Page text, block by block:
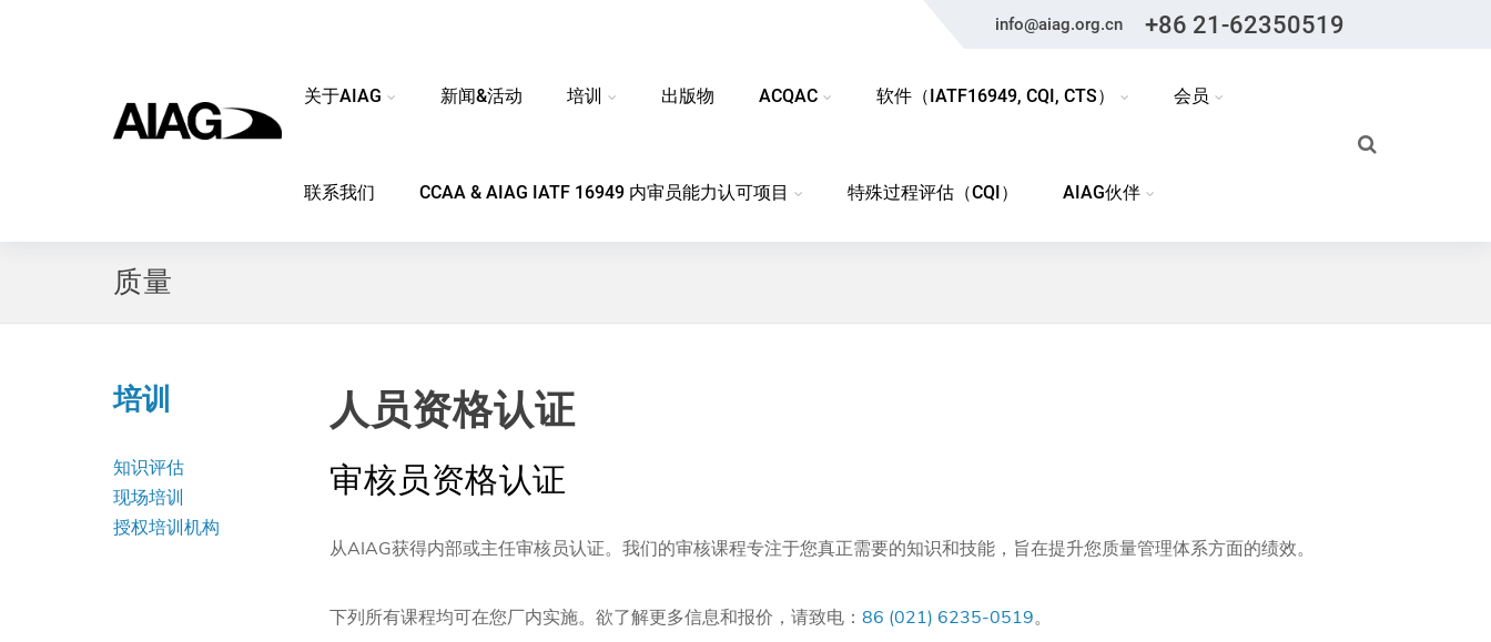
info@aiag.org.cn +86 21-62350519
关于AIAG 新闻&活动 培训 出版物 ACQAC 软件（IATF16949, CQI, CTS） 会员
联系我们 CCAA & AIAG IATF 16949 内审员能力认可项目 特殊过程评估（CQI） AIAG伙伴
质量
培训
知识评估
现场培训
授权培训机构
人员资格认证
审核员资格认证
从AIAG获得内部或主任审核员认证。我们的审核课程专注于您真正需要的知识和技能，旨在提升您质量管理体系方面的绩效。
下列所有课程均可在您厂内实施。欲了解更多信息和报价，请致电： 86 (021) 6235-0519。